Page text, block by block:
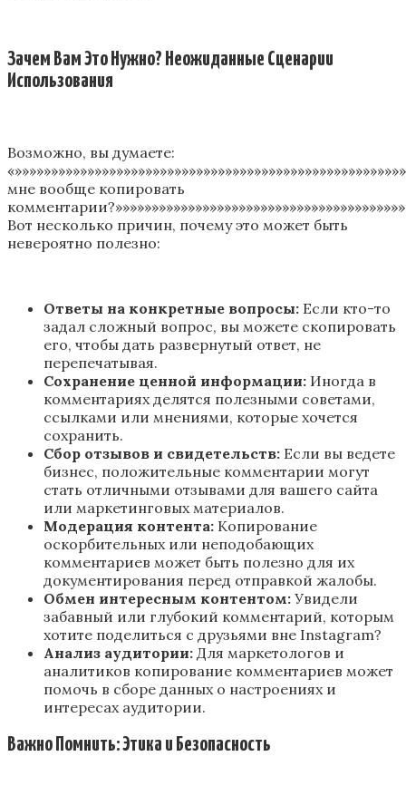
Зачем Вам Это Нужно? Неожиданные Сценарии
Использования
Возможно, вы думаете:
мне вообще копировать
Вот несколько причин, почему это может быть
невероятно полезно:
Ответы на конкретные вопросы: Если кто-то
задал сложный вопрос, вы можете скопировать
его, чтобы дать развернутый ответ, не
перепечатывая.
Сохранение ценной информации: Иногда в
комментариях делятся полезными советами,
ссылками или мнениями, которые хочется
сохранить.
Сбор отзывов и свидетельств: Если вы ведете
бизнес, положительные комментарии могут
стать отличными отзывами для вашего сайта
или маркетинговых материалов.
Модерация контента: Копирование
оскорбительных или неподобающих
комментариев может быть полезно для их
документирования перед отправкой жалобы.
Обмен интересным контентом: Увидели
забавный или глубокий комментарий, которым
хотите поделиться с друзьями вне Instagram?
Анализ аудитории: Для маркетологов и
аналитиков копирование комментариев может
помочь в сборе данных о настроениях и
интересах аудитории.
Важно Помнить: Этика и Безопасность